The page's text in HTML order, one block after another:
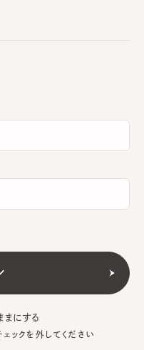
まにする
ックを外してください